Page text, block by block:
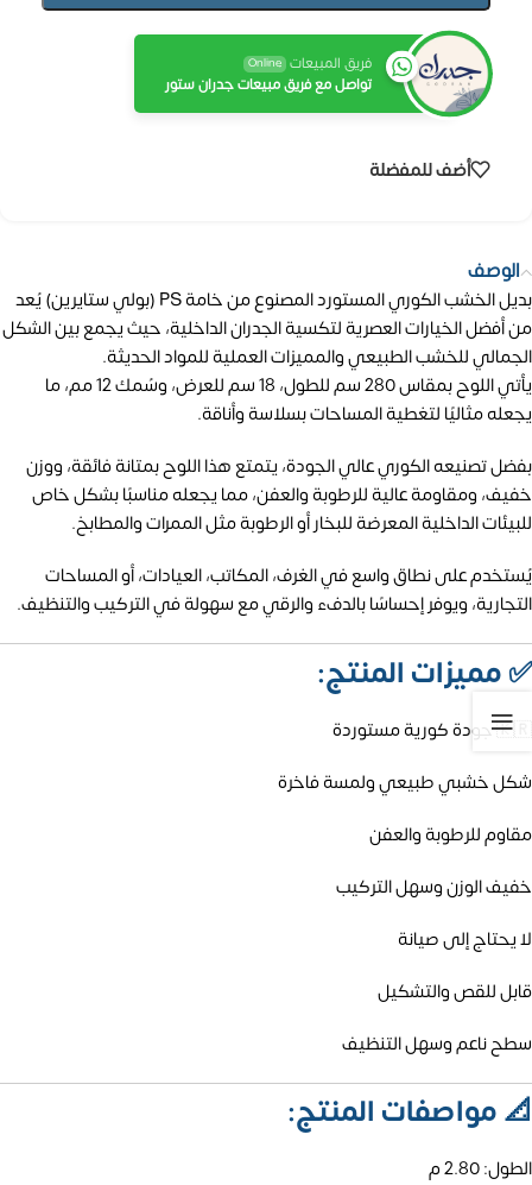
فريق المبيعات Online
تواصل مع فريق مبيعات جدران ستور
أضف للمفضلة
الوصف
بديل الخشب الكوري المستورد المصنوع من خامة PS (بولي ستايرين) يُعد
من أفضل الخيارات العصرية لتكسية الجدران الداخلية، حيث يجمع بين الشكل
الجمالي للخشب الطبيعي والمميزات العملية للمواد الحديثة.
يأتي اللوح بمقاس 280 سم للطول، 18 سم للعرض، وسُمك 12 مم، ما
يجعله مثاليًا لتغطية المساحات بسلاسة وأناقة.
بفضل تصنيعه الكوري عالي الجودة، يتمتع هذا اللوح بمتانة فائقة، ووزن
خفيف، ومقاومة عالية للرطوبة والعفن، مما يجعله مناسبًا بشكل خاص
للبيئات الداخلية المعرضة للبخار أو الرطوبة مثل الممرات والمطابخ.
يُستخدم على نطاق واسع في الغرف، المكاتب، العيادات، أو المساحات
التجارية، ويوفر إحساسًا بالدفء والرقي مع سهولة في التركيب والتنظيف.
✅مميزات المنتج:
🇰🇷 جودة كورية مستوردة
شكل خشبي طبيعي ولمسة فاخرة
مقاوم للرطوبة والعفن
خفيف الوزن وسهل التركيب
لا يحتاج إلى صيانة
قابل للقص والتشكيل
سطح ناعم وسهل التنظيف
📐مواصفات المنتج:
الطول: 2.80 م